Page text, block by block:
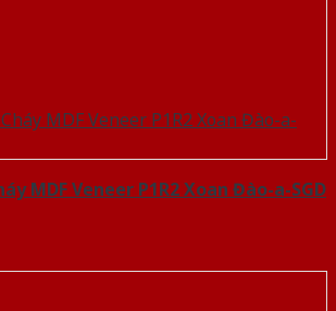
MDF Veneer P1R2 Xoan Đào-a-SGD